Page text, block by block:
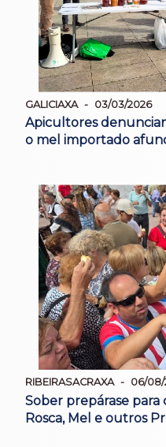
GALICIAXA 03/03/2026
Apicultores
o mel importado
RIBEIRASACRAXA 06/08/
Sober prepárase para
Rosca, Mel e outros